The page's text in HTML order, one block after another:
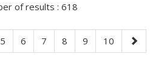
of results : 618
Page
5 Page
6 Page
7 Page
8 Page
9 Page
10
Next
page